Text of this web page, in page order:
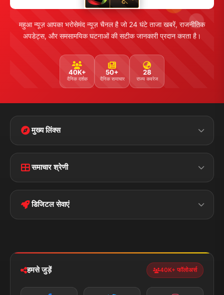
महुआ न्यूज़ आपका भरोसेमंद न्यूज़ चैनल है जो 24 घंटे ताजा खबरें, राजनीतिक
अपडेट्स, और समसामयिक घटनाओं की सटीक जानकारी प्रदान करता है।
40K+
दैनिक दर्शक
50+
दैनिक समाचार
28
राज्य कवरेज
मुख्य लिंक्स
Disclaimer
Terms &
Privacy Policy
समाचार श्रेणी
पॉलिटिकल झारखण्ड
डिजिटल सेवाएं
न्यूज़ अलर्ट
हमसे जुड़ें 40K+ फॉलोअर्स